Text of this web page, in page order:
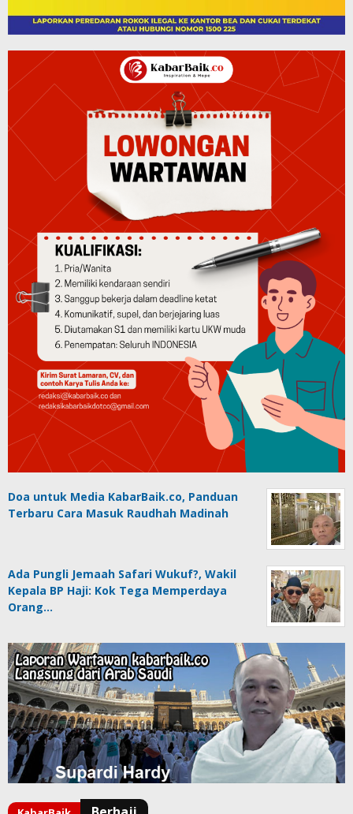
Doa untuk Media KabarBaik.co, Panduan
Terbaru Cara Masuk Raudhah Madinah
Ada Pungli Jemaah Safari Wukuf?, Wakil
Kepala BP Haji: Kok Tega Memperdaya
Orang…